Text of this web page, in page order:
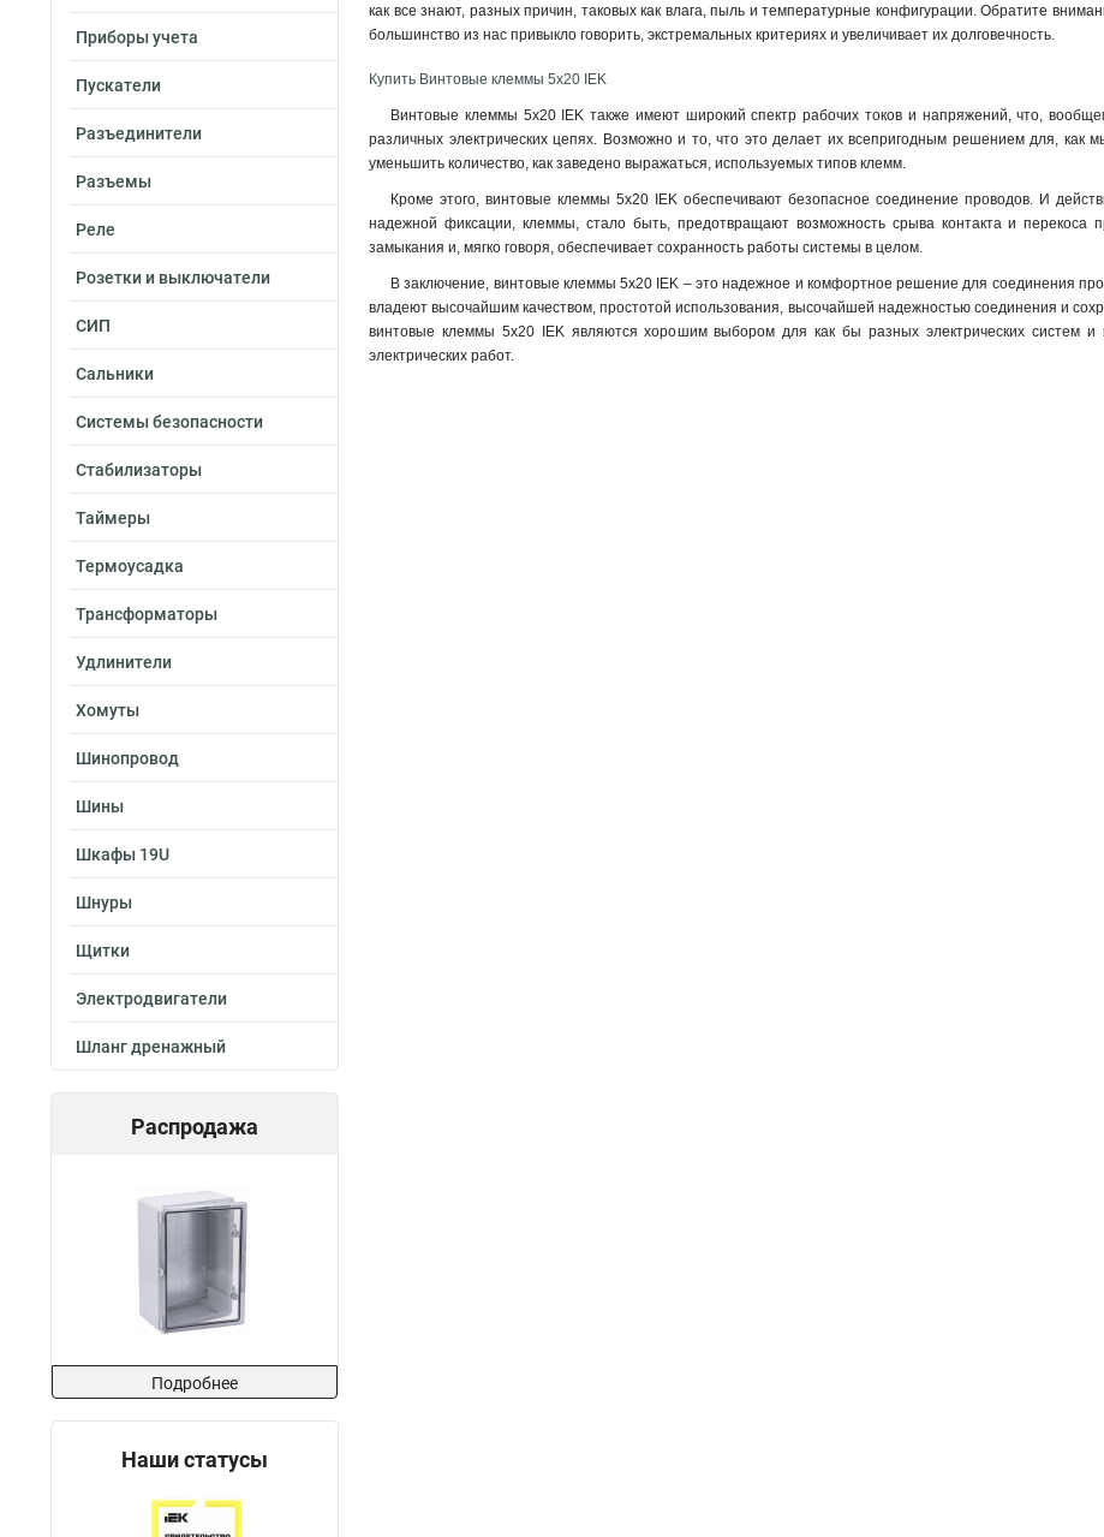
Приборы учета
Пускатели
Разъединители
Разъемы
Реле
Розетки и выключатели
СИП
Сальники
Системы безопасности
Стабилизаторы
Таймеры
Термоусадка
Трансформаторы
Удлинители
Хомуты
Шинопровод
Шины
Шкафы 19U
Шнуры
Щитки
Электродвигатели
Шланг дренажный
Распродажа
Подробнее
Наши статусы
как все знают, разных причин, таковых как влага, пыль и температурные конфигурации. Обратите
большинство из нас привыкло говорить, экстремальных критериях и увеличивает их долговечность.
Купить Винтовые клеммы 5х20 IEK
Винтовые клеммы 5х20 IEK также имеют широкий спектр рабочих токов и напряжений, что,
различных электрических цепях. Возможно и то, что это делает их всепригодным решением для, как
уменьшить количество, как заведено выражаться, используемых типов клемм.
Кроме этого, винтовые клеммы 5х20 IEK обеспечивают безопасное соединение проводов. И
надежной фиксации, клеммы, стало быть, предотвращают возможность срыва контакта и перекоса
замыкания и, мягко говоря, обеспечивает сохранность работы системы в целом.
В заключение, винтовые клеммы 5х20 IEK – это надежное и комфортное решение для соединения
владеют высочайшим качеством, простотой использования, высочайшей надежностью соединения и
винтовые клеммы 5х20 IEK являются хорошим выбором для как бы разных электрических систем и
электрических работ.